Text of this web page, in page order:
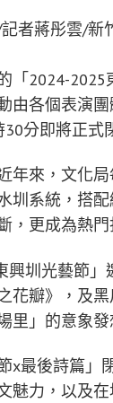
者蔣彤雲/新
「2024-
由各個表演
30分即將正式
年來，文化
圳系統，搭
，更成為熱門
興圳光藝節
花瓣》，及
里」的意象
x最後詩篇
魅力，以及